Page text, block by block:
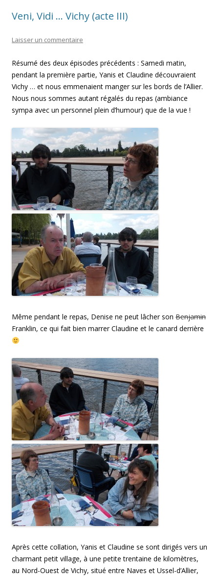
Veni, Vidi … Vichy (acte III)
Laisser un commentaire
Résumé des deux épisodes précédents : Samedi matin,
pendant la première partie, Yanis et Claudine découvraient
Vichy … et nous emmenaient manger sur les bords de l’Allier.
Nous nous sommes autant régalés du repas (ambiance
sympa avec un personnel plein d’humour) que de la vue !
Même pendant le repas, Denise ne peut lâcher son Benjamin
Franklin, ce qui fait bien marrer Claudine et le canard derrière
Après cette collation, Yanis et Claudine se sont dirigés vers un
charmant petit village, à une petite trentaine de kilomètres,
au Nord-Ouest de Vichy, situé entre Naves et Ussel-d’Allier,